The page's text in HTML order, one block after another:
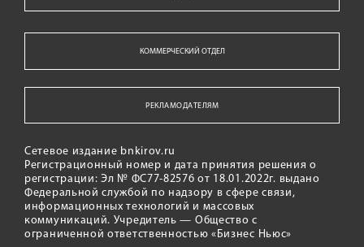
КОММЕРЧЕСКИЙ ОТДЕЛ
РЕКЛАМОДАТЕЛЯМ
Сетевое издание bnkirov.ru
Регистрационный номер и дата принятия решения о
регистрации: Эл № ФС77-82576 от 18.01.2022г. выдано
Федеральной службой по надзору в сфере связи,
информационных технологий и массовых
коммуникаций. Учредитель — Общество с
ограниченной ответственностью «Бизнес Ньюс»